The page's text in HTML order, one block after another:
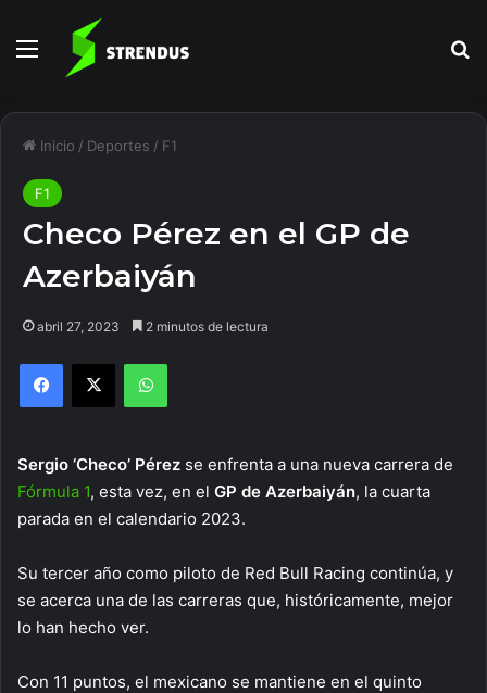
Menú
Inicio / Deportes / F1
F1
Checo Pérez en el GP de
Azerbaiyán
abril 27, 2023 2 minutos de lectura
Facebook
X WhatsApp
Sergio ‘Checo’ Pérez se enfrenta a una nueva carrera de
Fórmula 1, esta vez, en el GP de Azerbaiyán, la cuarta
parada en el calendario 2023.
Su tercer año como piloto de Red Bull Racing continúa, y
se acerca una de las carreras que, históricamente, mejor
lo han hecho ver.
Con 11 puntos, el mexicano se mantiene en el quinto